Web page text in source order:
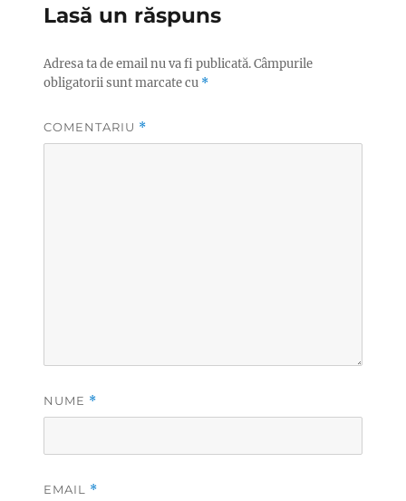
Lasă un răspuns
Adresa ta de email nu va fi publicată.Câmpurile
obligatorii sunt marcate cu *
COMENTARIU *
NUME *
EMAIL *